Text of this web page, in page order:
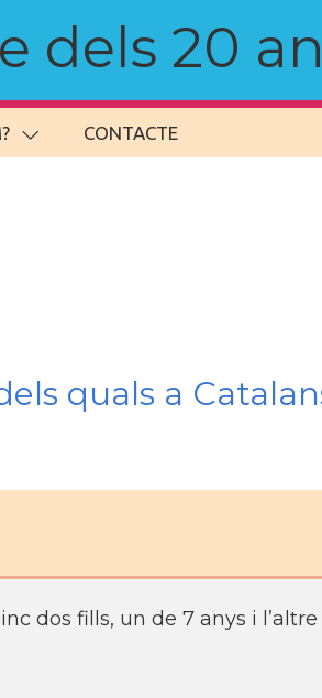
dels 20
CONTACTE
quals a
dos fills, un de 7 anys i l’altre